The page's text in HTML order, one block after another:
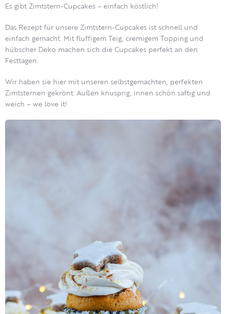
Es gibt Zimtstern-Cupcakes – einfach köstlich!
Das Rezept für unsere Zimtstern-Cupcakes ist schnell und
einfach gemacht. Mit fluffigem Teig, cremigem Topping und
hübscher Deko machen sich die Cupcakes perfekt an den
Festtagen.
Wir haben sie hier mit unseren selbstgemachten, perfekten
Zimtsternen gekrönt: Außen knusprig, innen schön saftig und
weich – we love it!